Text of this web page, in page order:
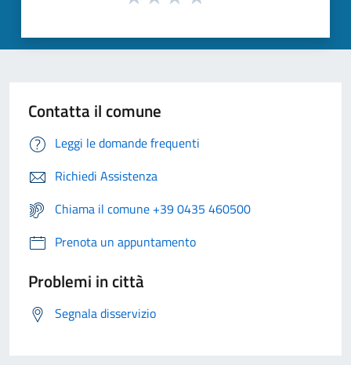
Contatta il comune
Leggi le domande frequenti
Richiedi Assistenza
Chiama il comune +39 0435 460500
Prenota un appuntamento
Problemi in città
Segnala disservizio